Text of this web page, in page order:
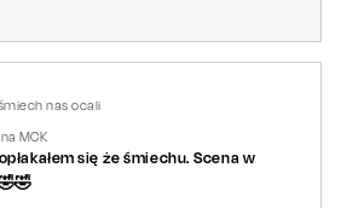
nas ocali
MCK
się że śmiechu. Scena w